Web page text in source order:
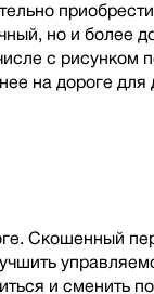
но и более
с рисунком
на дороге для
Скошенный
и сменить